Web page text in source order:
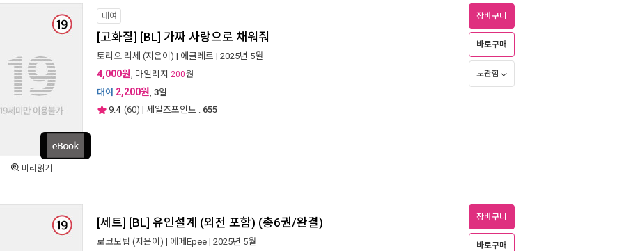
미리읽기
대여
[고화질] [BL] 가짜 사랑으로 채워줘
토리오 리세 (지은이) | 에클레르 | 2025년 5월
4,000원, 마일리지 200원
대여 2,200원, 3일
9.4 (60) | 세일즈포인트 : 655
장바구니
바로구매
보관함
[세트] [BL] 유인설계 (외전 포함) (총6권/완결)
로코모팁 (지은이) | 에페Epee | 2025년 5월
장바구니
바로구매